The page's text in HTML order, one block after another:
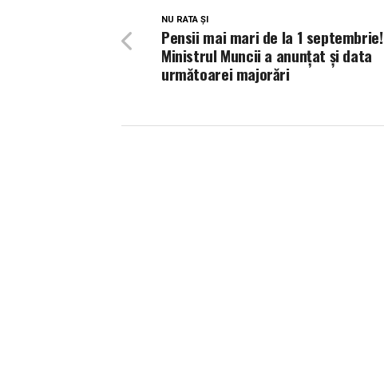
NU RATA ȘI
Pensii mai mari de la 1 septembrie!
Ministrul Muncii a anunțat și data
următoarei majorări